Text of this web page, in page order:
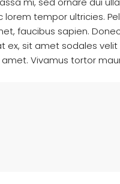
tempor ultricies.
faucibus sapien.
sit amet sodales
Vivamus tortor